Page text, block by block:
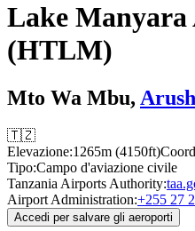
Lake
(HTLM)
Mto Wa Mbu,
🇹🇿
Elevazione:1265m (4150ft)
Tipo:Campo d'aviazione civile
Tanzania Airports Authority:
Airport Administration:+255 27
Accedi per salvare gli aeroporti